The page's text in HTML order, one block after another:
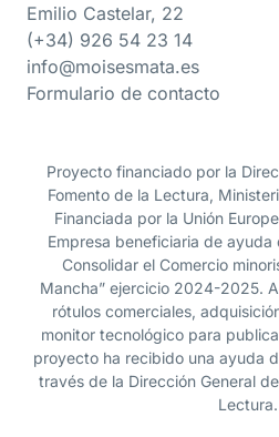
Emilio Castelar, 22
(+34) 926 54 23 14
info@moisesmata.es
Formulario de contacto
Proyecto financiado por la
Fomento de la Lectura,
Financiada por la Unión
Empresa beneficiaria de
Consolidar el Comercio
Mancha” ejercicio 2024-2025.
rótulos comerciales,
monitor tecnológico para
proyecto ha recibido una ayuda
través de la Dirección General
Lectura.